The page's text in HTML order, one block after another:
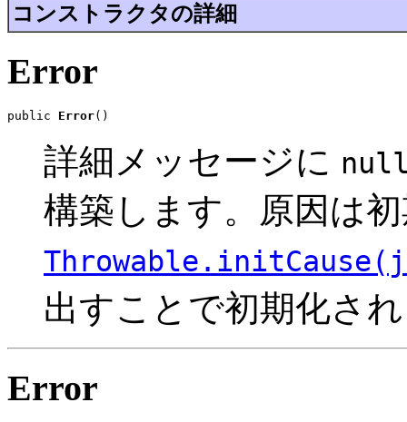
コンストラクタの詳細
Error
public Error()
詳細メッセージに
構築します。原因は
出すことで初期化さ
Error